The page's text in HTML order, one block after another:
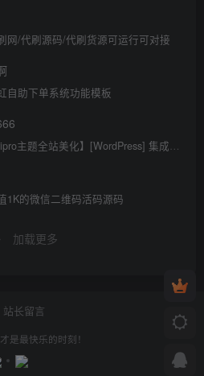
网/代刷源码/代刷货源可运行可对接
自助下单系统功能模板
主题全站美化】[WordPress] 集成到后台功能的全站美化包WordPress…
1K的微信二维码活码源码
加载更多
站长留言
是最快乐的时刻！